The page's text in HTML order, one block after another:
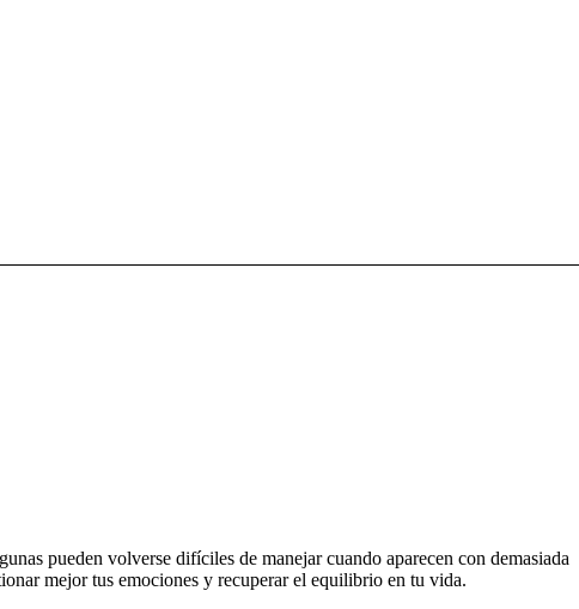
pueden volverse difíciles de manejar cuando aparecen con demasiada
mejor tus emociones y recuperar el equilibrio en tu vida.